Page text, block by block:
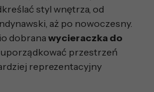
styl wnętrza, od
aż po nowoczesny.
dobranawycieraczka do
uporządkować przestrzeń
reprezentacyjny